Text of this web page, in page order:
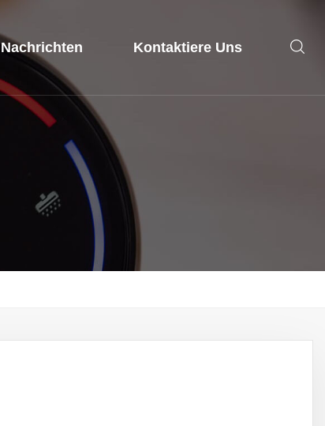
Nachrichten Kontaktiere Uns